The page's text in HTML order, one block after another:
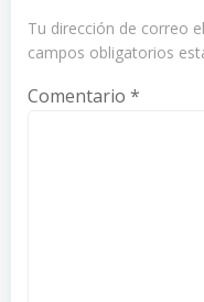
Tu dirección de correo
campos obligatorios
Comentario *